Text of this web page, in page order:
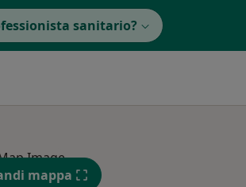
sanitario?
mappa